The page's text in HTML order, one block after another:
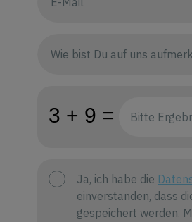
Ja, ich habe die
einverstanden, dass
gespeichert werden.